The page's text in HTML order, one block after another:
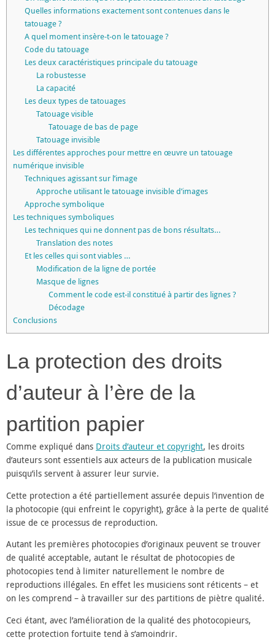
Quelles informations exactement sont contenues dans le
tatouage ?
A quel moment insère-t-on le tatouage ?
Code du tatouage
Les deux caractéristiques principale du tatouage
La robustesse
La capacité
Les deux types de tatouages
Tatouage visible
Tatouage de bas de page
Tatouage invisible
Les différentes approches pour mettre en œuvre un tatouage
numérique invisible
Techniques agissant sur l’image
Approche utilisant le tatouage invisible d’images
Approche symbolique
Les techniques symboliques
Les techniques qui ne donnent pas de bons résultats…
Translation des notes
Et les celles qui sont viables …
Modification de la ligne de portée
Masque de lignes
Comment le code est-il constitué à partir des lignes ?
Décodage
Conclusions
La protection des droits
d’auteur à l’ère de la
partition papier
Comme expliqué dans Droits d’auteur et copyright, les droits
d’auteurs sont essentiels aux acteurs de la publication musicale
puisqu’ils servent à assurer leur survie.
Cette protection a été partiellement assurée depuis l’invention de
la photocopie (qui enfreint le copyright), grâce à la perte de qualité
issue de ce processus de reproduction.
Autant les premières photocopies d’originaux peuvent se trouver
de qualité acceptable, autant le résultat de photocopies de
photocopies tend à limiter naturellement le nombre de
reproductions illégales. En effet les musiciens sont réticents – et
on les comprend – à travailler sur des partitions de piètre qualité.
Ceci étant, avec l’amélioration de la qualité des photocopieurs,
cette protection fortuite tend à s’amoindrir.